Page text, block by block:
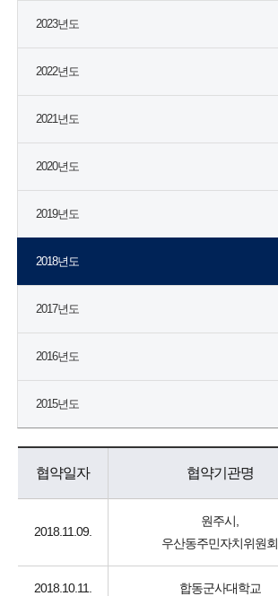
2023년도
2022년도
2021년도
2020년도
2019년도
2018년도
2017년도
2016년도
2015년도
협약일자 협약기관명
2018.11.09.
원주시,
우산동주민자치위원회
2018.10.11. 합동군사대학교